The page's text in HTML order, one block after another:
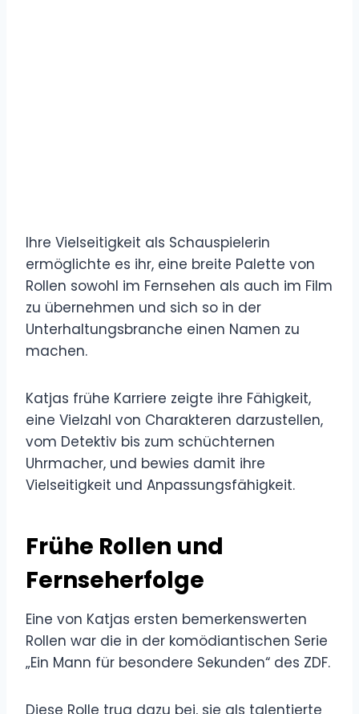
Ihre Vielseitigkeit als Schauspielerin
ermöglichte es ihr, eine breite Palette von
Rollen sowohl im Fernsehen als auch im Film
zu übernehmen und sich so in der
Unterhaltungsbranche einen Namen zu
machen.
Katjas frühe Karriere zeigte ihre Fähigkeit,
eine Vielzahl von Charakteren darzustellen,
vom Detektiv bis zum schüchternen
Uhrmacher, und bewies damit ihre
Vielseitigkeit und Anpassungsfähigkeit.
Frühe Rollen und
Fernseherfolge
Eine von Katjas ersten bemerkenswerten
Rollen war die in der komödiantischen Serie
„Ein Mann für besondere Sekunden“ des ZDF.
Diese Rolle trug dazu bei, sie als talentierte